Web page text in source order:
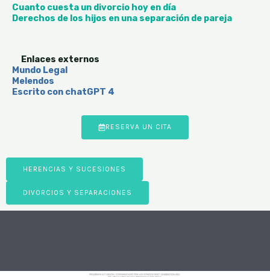
Cuanto cuesta un divorcio hoy en día
Derechos de los hijos en una separación de pareja
Enlaces externos
Mundo Legal
Melendos
Escrito con chatGPT 4
RESERVA UN CITA
HERENCIAS Y SUCESIONES
DIVORCIOS Y SEPARACIONES